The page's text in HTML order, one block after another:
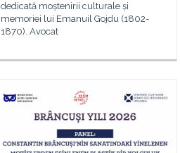
dedicată moștenirii culturale și
memoriei lui Emanuil Gojdu (1802-
1870). Avocat